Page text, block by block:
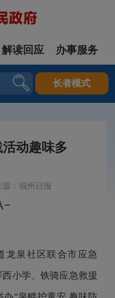
解读回应 办事服务
长者模式
动趣味多
源：福州日报
龙泉社区联合市应急
小学、铁骑应急救援